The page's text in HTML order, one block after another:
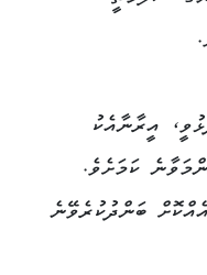
އީރާނާއެކު
ކަމަށެވެ.
ބަންދުކުރެވޭނެ